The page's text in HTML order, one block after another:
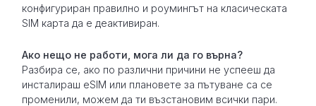
конфигуриран правилно и роумингът на класическата
SIM карта да е деактивиран.
Ако нещо не работи, мога ли да го върна?
Разбира се, ако по различни причини не успееш да
инсталираш eSIM или плановете за пътуване са се
променили, можем да ти възстановим всички пари.